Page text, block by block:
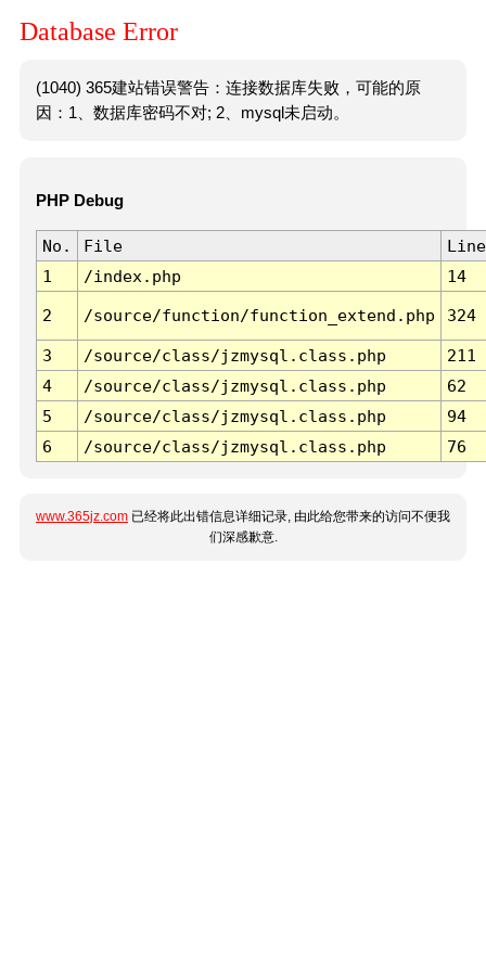
Database Error
(1040) 365建站错误警告：连接数据库失败，可能的原
因：1、数据库密码不对; 2、mysql未启动。
PHP Debug
No. File
Line
1
/index.php 14
2 /source/function/function_extend.php 324
3 /source/class/jzmysql.class.php
211
4
/source/class/jzmysql.class.php
62
5
/source/class/jzmysql.class.php
94
6
/source/class/jzmysql.class.php 76
www.365jz.com 已经将此出错信息详细记录, 由此给您带来的访问不便我
们深感歉意.